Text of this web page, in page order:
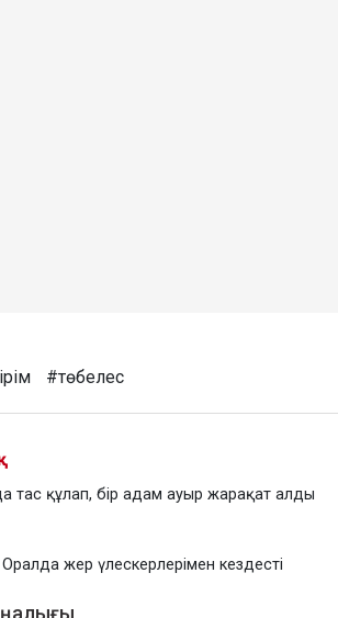
#төбелес
тас құлап, бір адам ауыр жарақат алды
жер үлескерлерімен кездесті